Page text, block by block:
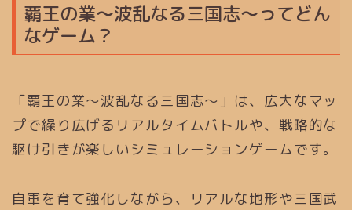
覇王の業～波乱なる三国志～ってどん
なゲーム？
「覇王の業～波乱なる三国志～」は、広大なマッ
プで繰り広げるリアルタイムバトルや、戦略的な
駆け引きが楽しいシミュレーションゲームです。
自軍を育て強化しながら、リアルな地形や三国武